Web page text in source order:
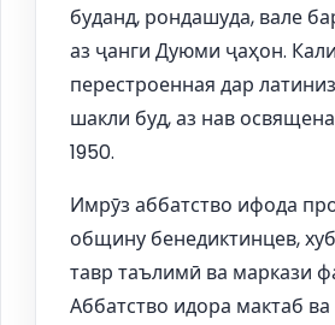
буданд, рондашуда, вале
аз ҷанги Дуюми ҷаҳон.
перестроенная дар
шакли буд, аз нав
1950.
Имрӯз аббатство ифода
общину бенедиктинцев,
тавр таълимӣ ва маркази
Аббатство идора мактаб